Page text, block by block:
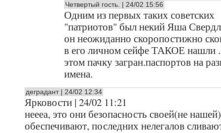
Четвертый гость. | 24/02 15:56
Одним из первых таких советских
"патриотов" был некий Яша
он неожиданно скоропостижно
в его личном сейфе ТАКОЕ нашли
этом пачку загран.паспортов на
имена.
деградант | 24/02 12:34
Ярковости | 24/02 11:21
неееа, это они безопасность своей(не
обеспечивают, последних нелегалов